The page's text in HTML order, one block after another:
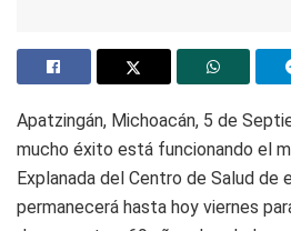
Apatzingán, Michoacán, 5 de
mucho éxito está funcionando el
Explanada del Centro de Salud de
permanecerá hasta hoy viernes